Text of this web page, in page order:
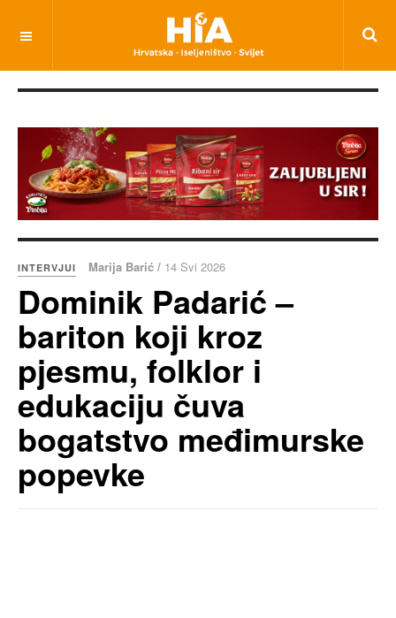
INTERVJUI Marija Barić / 14 Svi 2026
Dominik Padarić –
bariton koji kroz
pjesmu, folklor i
edukaciju čuva
bogatstvo međimurske
popevke